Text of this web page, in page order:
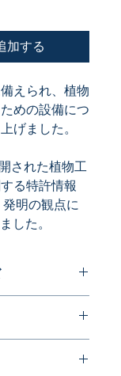
加する
えられ、植物
めの設備につ
された植物工
る特許情報
明の観点に
した。